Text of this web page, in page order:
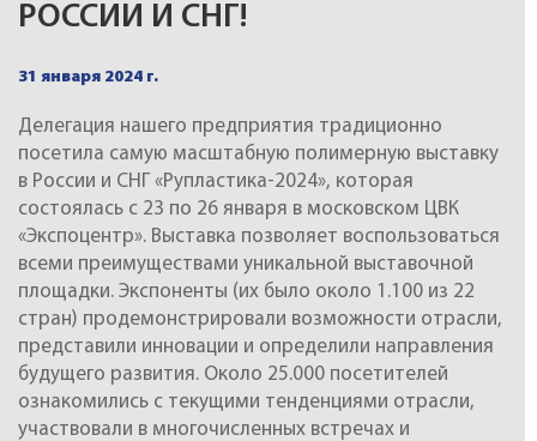
РОССИИ И СНГ!
31 января 2024 г.
Делегация нашего предприятия традиционно
посетила самую масштабную полимерную выставку
в России и СНГ «Рупластика-2024», которая
состоялась с 23 по 26 января в московском ЦВК
«Экспоцентр». Выставка позволяет воспользоваться
всеми преимуществами уникальной выставочной
площадки. Экспоненты (их было около 1.100 из 22
стран) продемонстрировали возможности отрасли,
представили инновации и определили направления
будущего развития. Около 25.000 посетителей
ознакомились с текущими тенденциями отрасли,
участвовали в многочисленных встречах и